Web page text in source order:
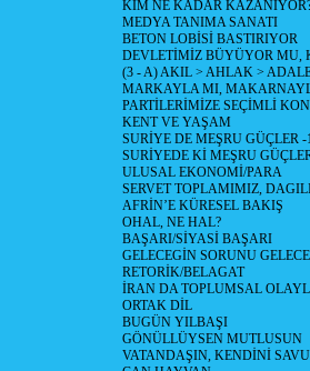
KİM NE KADAR
MEDYA TANIMA SANATI
BETON LOBİSİ BASTIRIYOR
DEVLETİMİZ BÜYÜYOR MU,
(3 - A) AKIL > AHLAK >
MARKAYLA MI,
PARTİLERİMİZE SEÇİMLİ
KENT VE YAŞAM
SURİYE DE MEŞRU GÜÇLER -
SURİYEDE Kİ MEŞRU
ULUSAL EKONOMİ/PARA
SERVET TOPLAMIMIZ,
AFRİN’E KÜRESEL BAKIŞ
OHAL, NE HAL?
BAŞARI/SİYASİ BAŞARI
GELECEGİN SORUNU
RETORİK/BELAGAT
İRAN DA TOPLUMSAL
ORTAK DİL
BUGÜN YILBAŞI
GÖNÜLLÜYSEN MUTLUSUN
VATANDAŞIN, KENDİNİ